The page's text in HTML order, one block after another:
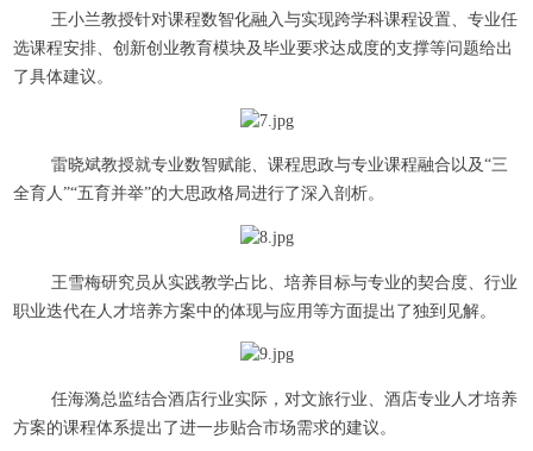
王小兰教授针对课程数智化融入与实现跨学科课程设置、专业任
选课程安排、创新创业教育模块及毕业要求达成度的支撑等问题给出
了具体建议。
雷晓斌教授就专业数智赋能、课程思政与专业课程融合以及“三
全育人”“五育并举”的大思政格局进行了深入剖析。
王雪梅研究员从实践教学占比、培养目标与专业的契合度、行业
职业迭代在人才培养方案中的体现与应用等方面提出了独到见解。
任海漪总监结合酒店行业实际，对文旅行业、酒店专业人才培养
方案的课程体系提出了进一步贴合市场需求的建议。